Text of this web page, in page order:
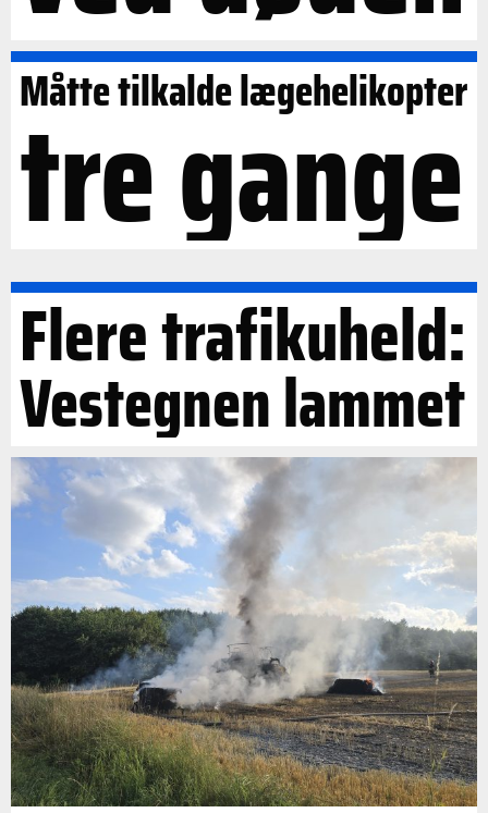
Måtte tilkalde lægehelikopter
tre gange
Flere trafikuheld:
Vestegnen lammet